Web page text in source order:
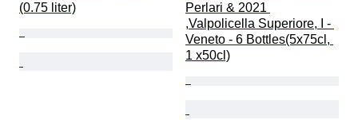
(0.75 liter)
Perlari & 2021
,Valpolicella Superiore, I -
Veneto - 6 Bottles(5x75cl,
1 x50cl)